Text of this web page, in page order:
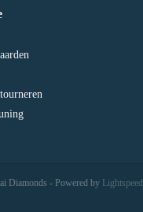
Diamonds - Powered by Lightspeed